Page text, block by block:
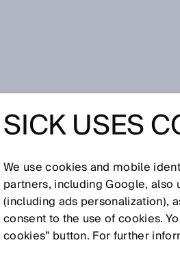
중소기업
레이 방식
자동화
SICK USES
We use cookies and mobile
partners, including Google,
(including ads personalization),
consent to the use of cookies.
cookies” button. For further